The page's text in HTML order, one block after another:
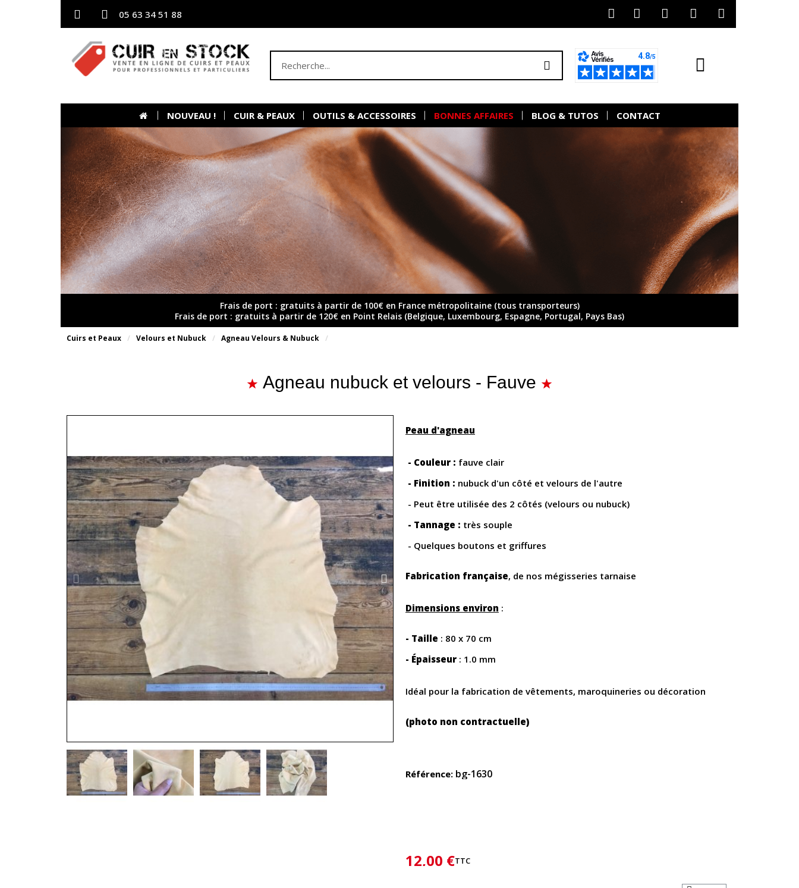
05 63 34 51 88
NOUVEAU ! CUIR & PEAUX OUTILS & ACCESSOIRES BONNES AFFAIRES BLOG & TUTOS CONTACT
Frais de port : gratuits à partir de 100€ en France métropolitaine (tous transporteurs)
Frais de port : gratuits à partir de 120€ en Point Relais (Belgique, Luxembourg, Espagne, Portugal, Pays Bas)
Cuirs et Peaux Velours et Nubuck Agneau Velours & Nubuck
Agneau nubuck et velours - Fauve
Peau d'agneau
- Couleur : fauve clair
- Finition : nubuck d'un côté et velours de l'autre
- Peut être utilisée des 2 côtés (velours ou nubuck)
- Tannage : très souple
- Quelques boutons et griffures
Fabrication française, de nos mégisseries tarnaise
Dimensions environ :
- Taille : 80 x 70 cm
- Épaisseur : 1.0 mm
Idéal pour la fabrication de vêtements, maroquineries ou décoration
(photo non contractuelle)
Référence bg-1630
12,00 €TTC